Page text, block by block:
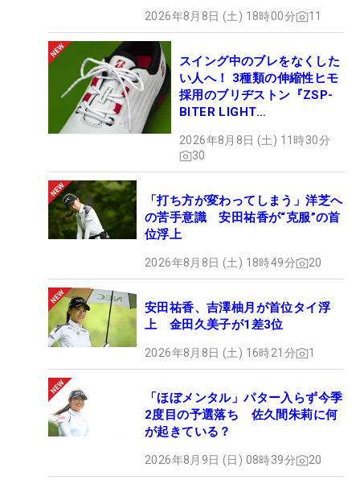
2026年8月8日 (土) 18時00分 11
スイング中のブレをなくした
い人へ！ 3種類の伸縮性ヒモ
採用のブリヂストン『ZSP-
BITER LIGHT
ュー
2026年8月8日 (土) 11時30分
30
「打ち方が変わってしまう」洋芝へ
の苦手意識 安田祐香が“克服”の首
位浮上
2026年8月8日 (土) 18時49分 20
安田祐香、吉澤柚月が首位タイ浮
上 金田久美子が1差3位
2026年8月8日 (土) 16時21分 1
「ほぼメンタル」パター入らず今季
2度目の予選落ち 佐久間朱莉に何
が起きている？
2026年8月9日 (日) 08時39分 20